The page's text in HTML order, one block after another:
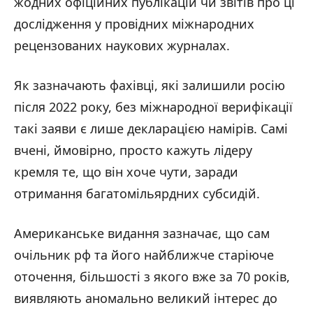
дослідження у провідних міжнародних
рецензованих наукових журналах.
Як зазначають фахівці, які залишили росію
після 2022 року, без міжнародної верифікації
такі заяви є лише декларацією намірів. Самі
вчені, ймовірно, просто кажуть лідеру
кремля те, що він хоче чути, заради
отримання багатомільярдних субсидій.
Американське видання зазначає, що сам
очільник рф та його найближче старіюче
оточення, більшості з якого вже за 70 років,
виявляють аномально великий інтерес до